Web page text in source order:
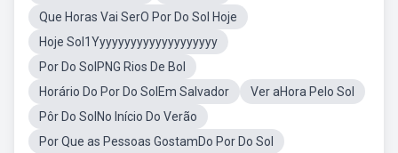
Que Horas Vai SerO Por Do Sol Hoje
Hoje Sol1Yyyyyyyyyyyyyyyyyyyy
Por Do SolPNG Rios De Bol
Horário Do Por Do SolEm Salvador
Ver aHora Pelo Sol
Pôr Do SolNo Início Do Verão
Por Que as Pessoas GostamDo Por Do Sol